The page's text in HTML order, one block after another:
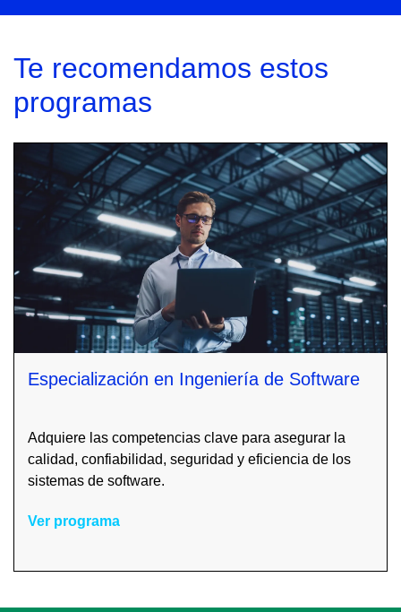
Te recomendamos estos
programas
Especialización en Ingeniería de Software
Adquiere las competencias clave para asegurar la
calidad, confiabilidad, seguridad y eficiencia de los
sistemas de software.
Ver programa